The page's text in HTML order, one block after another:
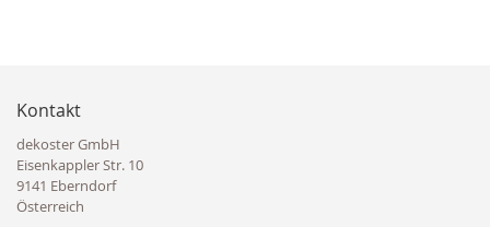
Kontakt
dekoster GmbH
Eisenkappler Str. 10
9141 Eberndorf
Österreich